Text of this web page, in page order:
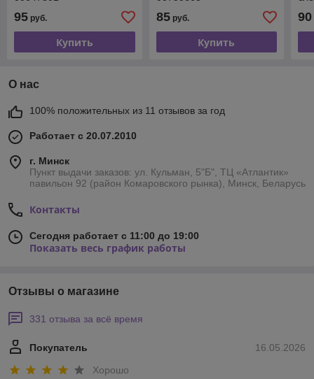
95 руб.
Купить
85руб.
Купить
90
О нас
100% положительных из 11 отзывов за год
Работает с 20.07.2010
г. Минск
Пункт выдачи заказов: ул. Кульман, 5"Б", ТЦ «Атлантик»
павильон 92 (район Комаровского рынка), Минск, Беларусь
Контакты
Сегодня работает с 11:00 до 19:00
Показать весь график работы
Отзывы о магазине
331 отзыва за всё время
16.05.2026
Покупатель
Хорошо